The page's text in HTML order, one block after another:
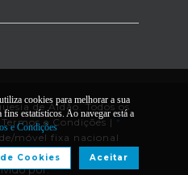
de Aldão. Todos os
Termos e Condições | *
móvel fixa nacional
por:
cookies para melhorar a sua
fins estatísticos. Ao navegar está a
e Condições
Aceitar
Cookies